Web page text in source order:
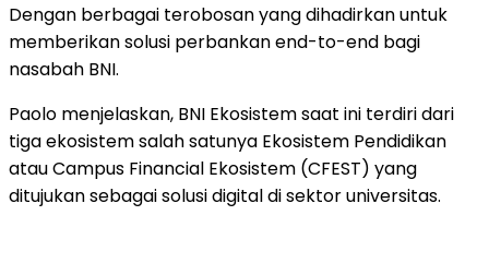
Dengan berbagai terobosan yang dihadirkan untuk
memberikan solusi perbankan end-to-end bagi
nasabah BNI.
Paolo menjelaskan, BNI Ekosistem saat ini terdiri dari
tiga ekosistem salah satunya Ekosistem Pendidikan
atau Campus Financial Ekosistem (CFEST) yang
ditujukan sebagai solusi digital di sektor universitas.